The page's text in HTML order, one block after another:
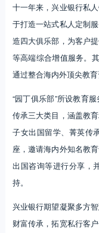
十一年来，兴业银行私
于打造一站式私人定制
造四大俱乐部，为客户
等高端综合增值服务。
通过整合海内外顶尖教
“园丁俱乐部”所设教育
传承三大类目，涵盖教
子女出国留学、菁英传
座，邀请海内外知名教
出国咨询等进行分享，
持。
兴业银行期望凝聚多方
财富传承，拓宽私行客